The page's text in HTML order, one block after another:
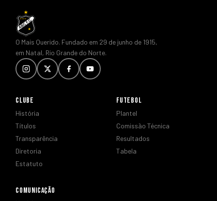
O Mais Querido. Fundado em 29 de junho de 1915,
em Natal, Rio Grande do Norte.
CLUBE
História
Títulos
Transparência
Diretoria
Estatuto
FUTEBOL
Plantel
Comissão Técnica
Resultados
Tabela
COMUNICAÇÃO